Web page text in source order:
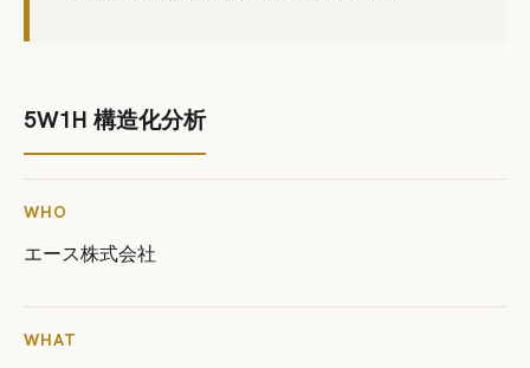
5W1H 構造化分析
WHO
エース株式会社
WHAT